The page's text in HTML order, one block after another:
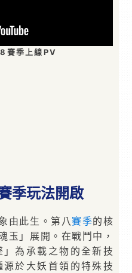
賽季上線PV
季玩法開啟
由此生。第八賽季的核
玉」展開。在戰鬥中，
為承載之物的全新技
於大妖首領的特殊技